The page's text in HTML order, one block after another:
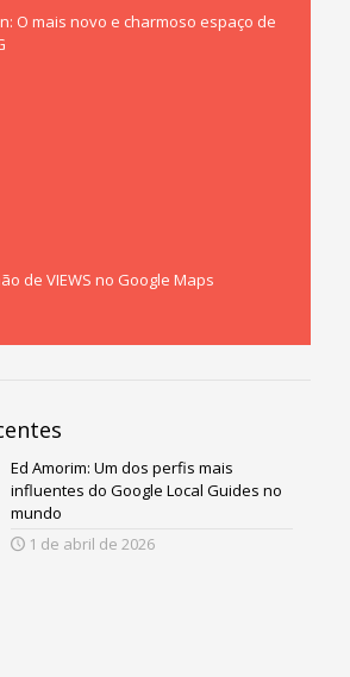
O mais novo e charmoso espaço de
de VIEWS no Google Maps
Ed Amorim: Um dos perfis mais
influentes do Google Local Guides no
mundo
1 de abril de 2026